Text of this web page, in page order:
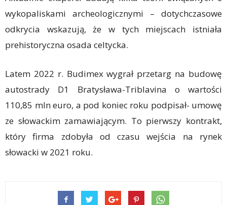
wykopaliskami archeologicznymi – dotychczasowe
odkrycia wskazują, że w tych miejscach istniała
prehistoryczna osada celtycka.
Latem 2022 r. Budimex wygrał przetarg na ‎budowę
autostrady D1 Bratysława-Triblavina o wartości
110,85 mln euro, a pod koniec roku podpisał- umowę
ze słowackim zamawiającym. To pierwszy kontrakt,
który firma zdobyła od czasu wejścia na rynek
słowacki w 2021 roku. ‎